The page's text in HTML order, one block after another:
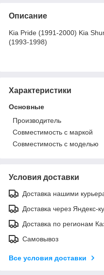
Описание
Kia Pride (1991-2000) Kia
(1993-1998)
Характеристики
Основные
Производитель
Совместимость с маркой
Совместимость с моделью
Условия доставки
Доставка нашими
Доставка через Яндекс-
Доставка по регионам
Самовывоз
Все условия доставки